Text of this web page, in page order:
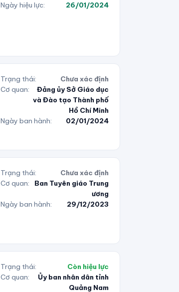
Ngày hiệu lực:
26/01/2024
Trạng thái:
Chưa xác định
Cơ quan:
Đảng ủy Sở Giáo dục
và Đào tạo Thành phố
Hồ Chí Minh
Ngày ban hành:
02/01/2024
Trạng thái:
Chưa xác định
Cơ quan:
Ban Tuyên giáo Trung
ương
Ngày ban hành:
29/12/2023
Trạng thái:
Còn hiệu lực
Cơ quan:
Ủy ban nhân dân tỉnh
Quảng Nam